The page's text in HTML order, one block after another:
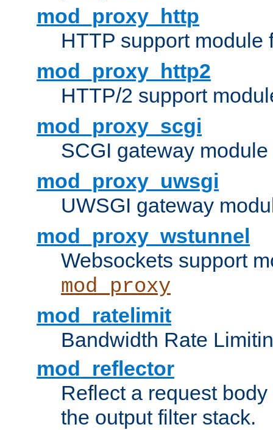
mod_proxy_http
HTTP support module
mod_proxy_http2
HTTP/2 support
mod_proxy_scgi
SCGI gateway
mod_proxy_uwsgi
UWSGI gateway
mod_proxy_wstunnel
Websockets support
mod_proxy
mod_ratelimit
Bandwidth Rate
mod_reflector
Reflect a request
the output filter stack.